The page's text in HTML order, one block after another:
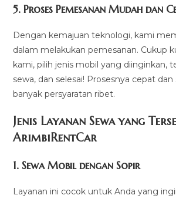
5.Proses Pemesanan Mudah dan
Dengan kemajuan teknologi, kami
dalam melakukan pemesanan. Cukup
kami, pilih jenis mobil yang diinginkan,
sewa, dan selesai! Prosesnya cepat
banyak persyaratan ribet.
Jenis Layanan Sewa yang
ArimbiRentCar
1.Sewa Mobil dengan Sopir
Layanan ini cocok untuk Anda yang